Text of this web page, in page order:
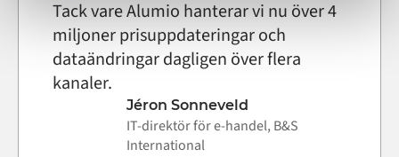
Tack vare Alumio hanterar vi nu över 4
miljoner prisuppdateringar och
dataändringar dagligen över flera
kanaler.
Jéron Sonneveld
IT-direktör för e-handel, B&S
International